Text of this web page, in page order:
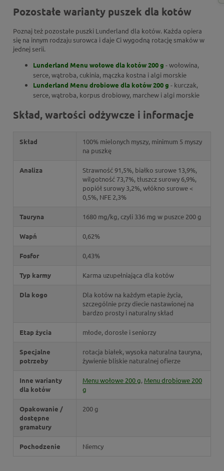
Pozostałe warianty puszek dla kotów
Poznaj też pozostałe puszki Lunderland dla kotów. Każda opiera
się na innym rodzaju surowca i daje Ci wygodną rotację smaków w
jednej serii.
Lunderland Menu wołowe dla kotów 200 g - wołowina,
serce, wątroba, cukinia, mączka kostna i algi morskie
Lunderland Menu drobiowe dla kotów 200 g - kurczak,
serce, wątroba, korpus drobiowy, marchew i algi morskie
Skład, wartości odżywcze i informacje
Skład
100% mielonych myszy, minimum 5 myszy
na puszkę
Analiza
Strawność 91,5%, białko surowe 13,9%,
wilgotność 73,7%, tłuszcz surowy 6,9%,
popiół surowy 3,2%, włókno surowe <
0,5%, NFE 2,3%
Tauryna 1680 mg/kg, czyli 336 mg w puszce 200 g
Wapń 0,62%
Fosfor 0,43%
Typ karmy Karma uzupełniająca dla kotów
Dla kogo
Dla kotów na każdym etapie życia,
szczególnie przy diecie nastawionej na
bardzo prosty i naturalny skład
Etap życia młode, dorosłe i seniorzy
Specjalne
potrzeby
rotacja białek, wysoka naturalna tauryna,
żywienie bliskie naturalnej ofierze
Inne warianty
dla kotów
Menu wołowe 200 g, Menu drobiowe 200
g
Opakowanie /
dostępne
gramatury
200 g
Pochodzenie Niemcy